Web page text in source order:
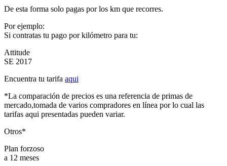
De esta forma solo pagas por los km que recorres.
Por ejemplo:
Si contratas tu pago por kilómetro para tu:
Attitude
SE 2017
Encuentra tu tarifa aqui
*La comparación de precios es una referencia de primas de
mercado,tomada de varios compradores en línea por lo cual las
tarifas aqui presentadas pueden variar.
Otros*
Plan forzoso
a 12 meses